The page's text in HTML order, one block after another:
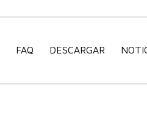
FAQ DESCARGAR